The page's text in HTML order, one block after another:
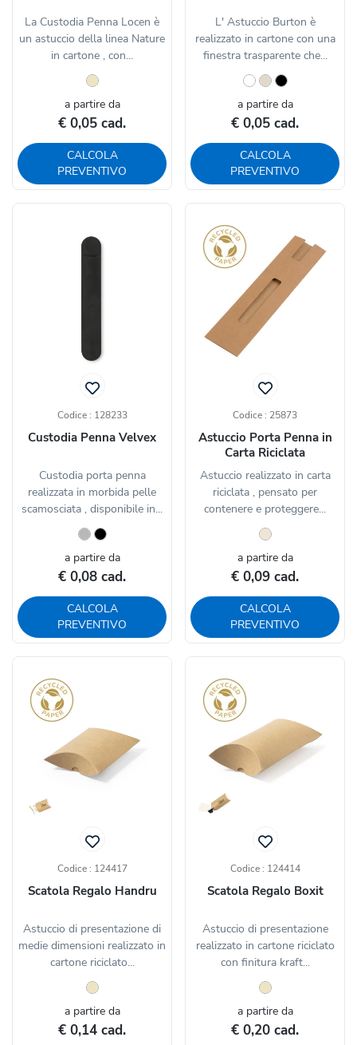
La Custodia Penna Locen è
un astuccio della linea Nature
in cartone , con...
a partire da
€ 0,05 cad.
CALCOLA
PREVENTIVO
L' Astuccio Burton è
realizzato in cartone con una
finestra trasparente che...
a partire da
€ 0,05 cad.
CALCOLA
PREVENTIVO
Codice : 128233
Custodia Penna Velvex
Custodia porta penna
realizzata in morbida pelle
scamosciata , disponibile in...
a partire da
€ 0,08 cad.
CALCOLA
PREVENTIVO
Codice : 25873
Astuccio Porta Penna in
Carta Riciclata
Astuccio realizzato in carta
riciclata , pensato per
contenere e proteggere...
a partire da
€ 0,09 cad.
CALCOLA
PREVENTIVO
Codice : 124417
Scatola Regalo Handru
Astuccio di presentazione di
medie dimensioni realizzato in
cartone riciclato...
a partire da
€ 0,14 cad.
Codice : 124414
Scatola Regalo Boxit
Astuccio di presentazione
realizzato in cartone riciclato
con finitura kraft...
a partire da
€ 0,20 cad.